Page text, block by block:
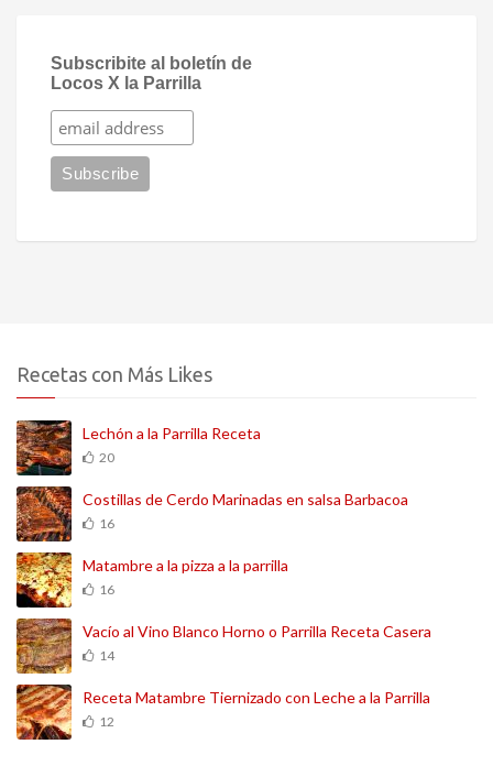
Subscribite al boletín de
Locos X la Parrilla
Recetas con Más Likes
Lechón a la Parrilla Receta
20
Costillas de Cerdo Marinadas en salsa Barbacoa
16
Matambre a la pizza a la parrilla
16
Vacío al Vino Blanco Horno o Parrilla Receta Casera
14
Receta Matambre Tiernizado con Leche a la Parrilla
12